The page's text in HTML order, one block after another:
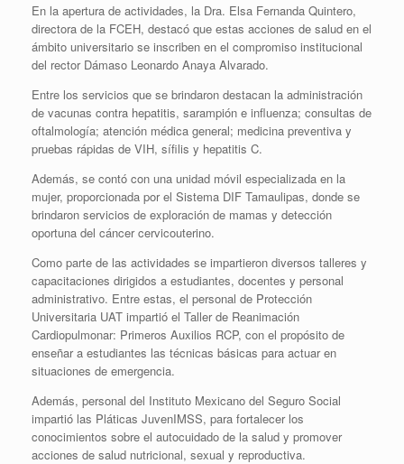
En la apertura de actividades, la Dra. Elsa Fernanda Quintero,
directora de la FCEH, destacó que estas acciones de salud en el
ámbito universitario se inscriben en el compromiso institucional
del rector Dámaso Leonardo Anaya Alvarado.
Entre los servicios que se brindaron destacan la administración
de vacunas contra hepatitis, sarampión e influenza; consultas de
oftalmología; atención médica general; medicina preventiva y
pruebas rápidas de VIH, sífilis y hepatitis C.
Además, se contó con una unidad móvil especializada en la
mujer, proporcionada por el Sistema DIF Tamaulipas, donde se
brindaron servicios de exploración de mamas y detección
oportuna del cáncer cervicouterino.
Como parte de las actividades se impartieron diversos talleres y
capacitaciones dirigidos a estudiantes, docentes y personal
administrativo. Entre estas, el personal de Protección
Universitaria UAT impartió el Taller de Reanimación
Cardiopulmonar: Primeros Auxilios RCP, con el propósito de
enseñar a estudiantes las técnicas básicas para actuar en
situaciones de emergencia.
Además, personal del Instituto Mexicano del Seguro Social
impartió las Pláticas JuvenIMSS, para fortalecer los
conocimientos sobre el autocuidado de la salud y promover
acciones de salud nutricional, sexual y reproductiva.